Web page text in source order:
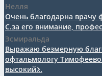
Нелля
Очень благодарна врачу
С.за его внимание,
Эсмиральда
Выражаю безмерную
офтальмологу
высокий...